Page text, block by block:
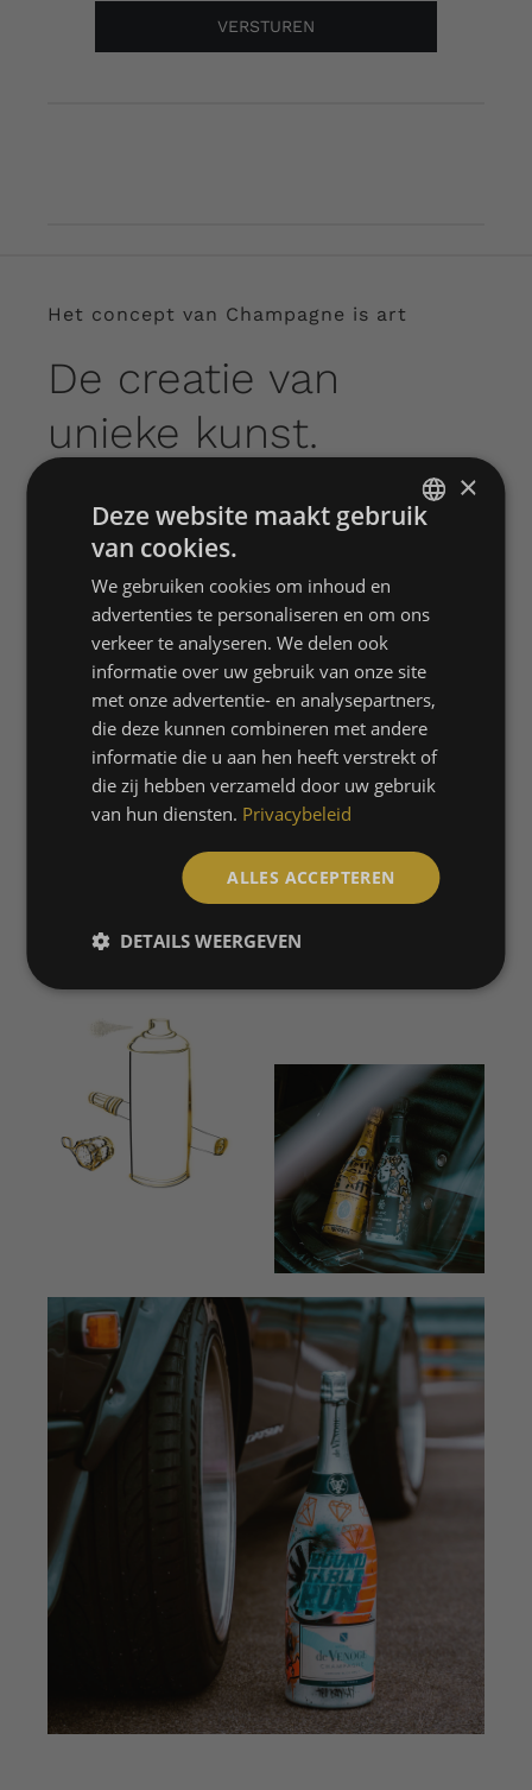
VERSTUREN
Het concept van Champagne is art
De creatie van
unieke kunst.
Voor de realisatie van de bijzondere en unieke
flessen werken wij samen met diverse
kunstenaars. Hierdoor kunnen wij ook
diversiteit bieden want iedere kunstenaar
heeft een eigen stijl.
TEO KAYKAY – MILAAN
MARCEL LABRIE – ROTTERDAM
SANNE FREDERIKS – ROTTERDAM
MEER OVER DE ARTISTS
×
Deze website maakt gebruik
van cookies.
We gebruiken cookies om inhoud en
advertenties te personaliseren en om ons
verkeer te analyseren. We delen ook
informatie over uw gebruik van onze site
met onze advertentie- en analysepartners,
die deze kunnen combineren met andere
informatie die u aan hen heeft verstrekt of
die zij hebben verzameld door uw gebruik
van hun diensten. Privacybeleid
ALLES ACCEPTEREN
DETAILS WEERGEVEN